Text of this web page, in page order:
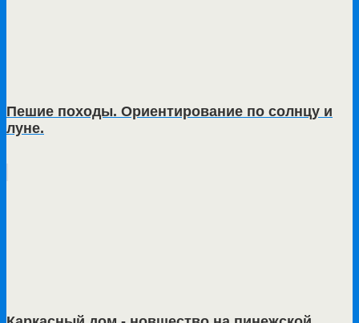
Пешие походы. Ориентирование по солнцу и
луне.